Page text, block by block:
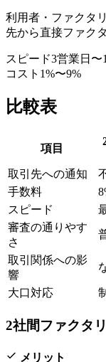
利用者・ファクタ
先から直接ファク
スピード3営業日〜
コスト 1%〜9%
比較表
項目
取引先への通知
手数料
スピード
審査の通りやす
さ
取引関係への影
響
大口対応
2社間ファクタ
メリット